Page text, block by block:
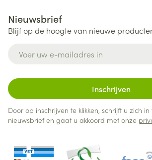
Nieuwsbrief
Blijf op de hoogte van nieuwe
Inschrijven
Door op inschrijven te klikken, schrijft u zich
nieuwsbrief en gaat u akkoord met onze